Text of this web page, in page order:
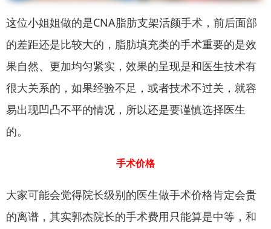
这位小姐姐做的是CNA脂肪支架活颜手术，前后面部
的差距还是比较大的，脂肪填充类的手术重要的是效
果自然、更加均匀紧实，效果的呈现是和医生技术有
很大关系的，如果经验不足，或者技术不过关，就容
易出现凹凸不平的情况，所以还是要谨慎选择医生
的。
手术价格
大家可能会觉得院长级别的医生做手术价格肯定会贵
的离谱，其实郭杰院长的手术费用只能算是中等，和